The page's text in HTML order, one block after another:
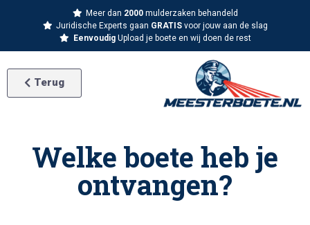
Meer dan 2000 mulderzaken behandeld
Juridische Experts gaan GRATIS voor jouw aan de slag
EenvoudigUpload je boete en wij doen de rest
Terug
Welke boete heb je
ontvangen?